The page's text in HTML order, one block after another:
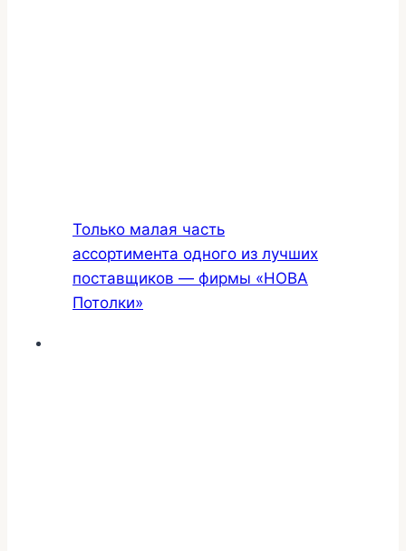
Только малая часть
ассортимента одного из лучших
поставщиков — фирмы «НОВА
Потолки»